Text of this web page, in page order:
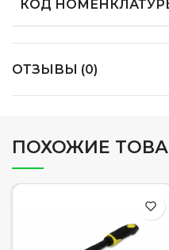
КОД
ОТЗЫВЫ (0)
ПОХОЖИЕ